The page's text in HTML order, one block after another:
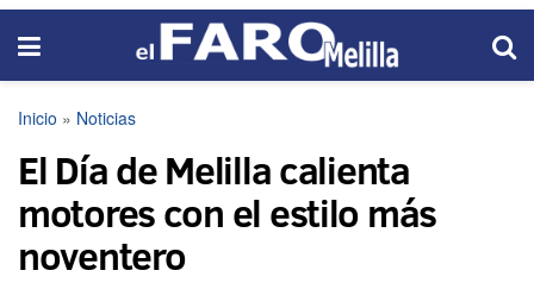
Inicio » Noticias
El Día de Melilla calienta
motores con el estilo más
noventero